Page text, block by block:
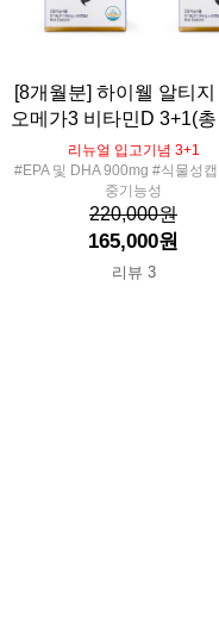
[8개월분] 하이웰 알티지
오메가3 비타민D 3+1(
리뉴얼 입고기념 3+1
#EPA 및 DHA 900mg #식물성
중기능성
220,000원
165,000원
리뷰 3